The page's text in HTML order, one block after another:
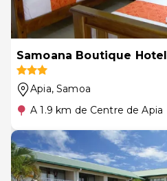
Samoana Boutique Hotel
Apia, Samoa
A 1.9 km de Centre de Apia